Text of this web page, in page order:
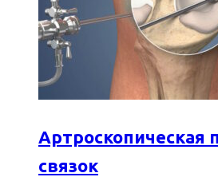
Артроскопическая
связок